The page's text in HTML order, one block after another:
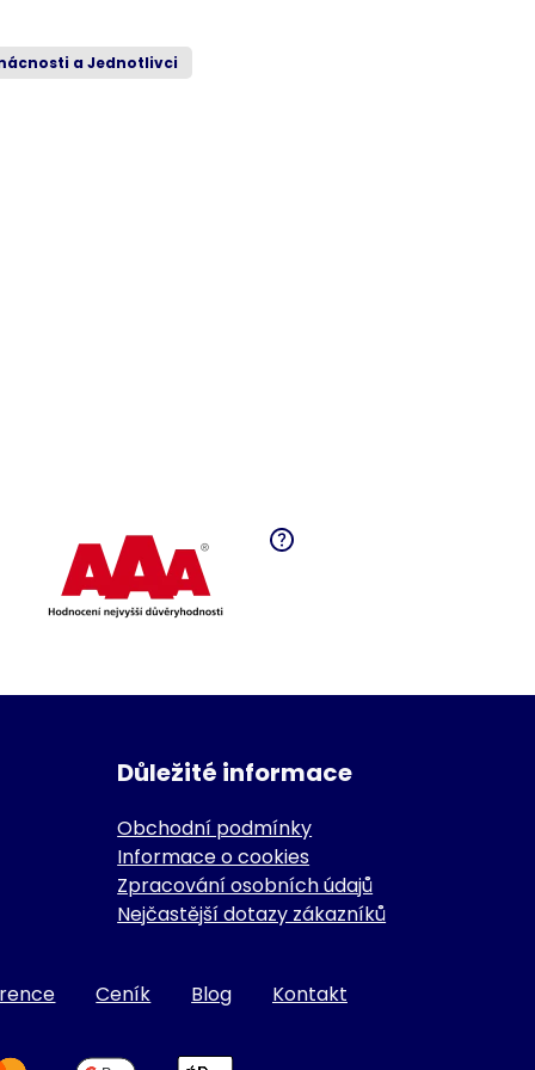
a Jednotlivci
Důležité informace
Obchodní podmínky
Informace o cookies
Zpracování osobních údajů
Nejčastější dotazy zákazníků
Ceník Blog Kontakt